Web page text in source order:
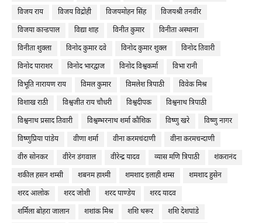
विजय राय
विजय विद्रोही विजयमोहन सिंह
विजयश्री तनवीर
विजया कान्डपाल
विद्या शाह विनीत कुमार
विनीता अस्थाना
विनीता शुक्ला
विनोद कुमार दवे विनोद कुमार शुक्ल
विनोद तिवारी
विनोद पाराशर
विनोद भारद्वाज विनोद विश्वकर्मा
विभा रानी
विभूति नारायण राय
विमल कुमार विमलेश त्रिपाठी
विवेक मिश्र
विशाख राठी
विश्वजीत राय चौधरी विश्वदीपक
विश्वनाथ त्रिपाठी
विश्वनाथ प्रसाद तिवारी
विश्वम्भरनाथ शर्मा कौशिक विष्णु खरे
विष्णु नागर
विष्णुप्रिया पांडेय
वीणा शर्मा वीना करमचंदाणी
वीना करमचन्दाणी
वीरु सोनकर
वीरेन डंगवाल वीरेन्द्र यादव व्यास मणि त्रिपाठी
शंकरानंद
शकील हसन शम्सी
शबनम हाश्मी शमशाद इलाही शम्स
शमशाद हुसेन
शरद आलोक
शरद जोशी शरद पाण्डेय
शरद यादव
शर्मिला बोहरा जालान
शशांक मिश्र शशि थरूर शशि देशपांडे